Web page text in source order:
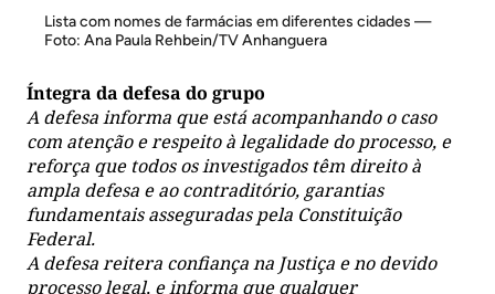
Lista com nomes de farmácias em diferentes cidades —
Foto: Ana Paula Rehbein/TV Anhanguera
Íntegra da defesa do grupo
A defesa informa que está acompanhando o caso
com atenção e respeito à legalidade do processo, e
reforça que todos os investigados têm direito à
ampla defesa e ao contraditório, garantias
fundamentais asseguradas pela Constituição
Federal.
A defesa reitera confiança na Justiça e no devido
processo legal, e informa que qualquer